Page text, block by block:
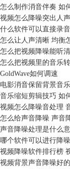
怎么制作消音伴奏 如
视频怎么降噪突出人
什么软件可以直接录
怎么让人声清晰 均衡
怎么把视频降噪能听
怎么把视频里的音乐
GoldWave如何调速
电影消音保留背景音
音乐缩短剪辑技巧 如
视频怎么降噪音处理
怎么给声音降噪 声音
声音降噪处理是什么
哪个软件可以进行降
视频降噪软件排行榜
视频背景声音降噪好